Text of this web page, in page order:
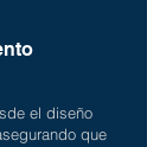
el diseño
que